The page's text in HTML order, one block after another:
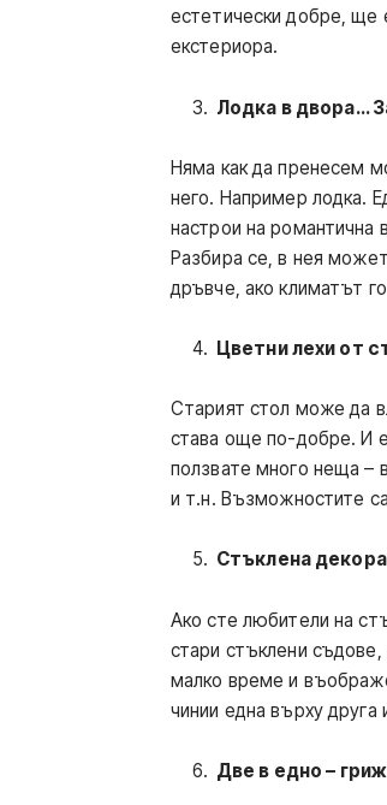
естетически добре, ще
екстериора.
Лодка в двора…
Няма как да пренесем
него. Например лодка.
настрои на
Разбира се, в нея
дръвче, ако климатът
Цветни лехи от
Старият стол може да
става още по-добре. И
ползвате много неща –
и т.н. Възможностите
Стъклена
Ако сте любители на
стари стъклени
малко време и
чинии една върху
Две в едно –